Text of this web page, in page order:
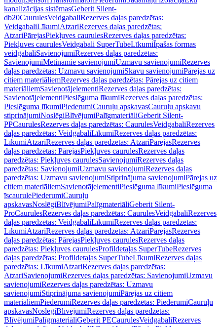
kanalizācijas sistēmasGeberit Silent-
db20CaurulesVeidgabaliRezerves daļas paredzētas:
VeidgabaliLīkumiAtzariRezerves daļas paredzētas:
AtzariPārejasPiekļuves caurulesRezerves daļas paredzētas:
Piekļuves caurulesVeidgabali SuperTubeLīkumiĪpašas formas
veidgabaliSavienojumiRezerves daļas paredzētas:
SavienojumiMetināmie savienojumiUzmavu savienojumiRezerves
daļas paredzētas: Uzmavu savienojumiSkavu savienojumiPārejas uz
citiem materiāliemRezerves daļas paredzētas: Pārejas uz citiem
materiāliemSavienotājelementiRezerves daļas paredzētas:
SavienotājelementiPieslēguma līkumiRezerves daļas paredzētas:
Pieslēguma līkumiPiederumiCauruļu apskavasCauruļu apskavu
stiprinājumiNoslēgiBlīvējumiPalīgmateriāliGeberit Silent-
PPCaurulesRezerves daļas paredzētas: CaurulesVeidgabaliRezerves
daļas paredzētas: VeidgabaliLīkumiRezerves daļas paredzētas:
LīkumiAtzariRezerves daļas paredzētas: AtzariPārejasRezerves
daļas paredzētas: PārejasPiekļuves caurulesRezerves daļas
paredzētas: Piekļuves caurulesSavienojumiRezerves daļas
paredzētas: SavienojumiUzmavu savienojumiRezerves daļas
paredzētas: Uzmavu savienojumiStiprinājuma savienojumiPārejas uz
citiem materiāliemSavienotājelementiPieslēguma līkumiPieslēguma
īscaurulePiederumiCauruļu
apskavasNoslēgiBlīvējumiPalīgmateriāliGeberit Silent-
ProCaurulesRezerves daļas paredzētas: CaurulesVeidgabaliRezerves
daļas paredzētas: VeidgabaliLīkumiRezerves daļas paredzētas:
LīkumiAtzariRezerves daļas paredzētas: AtzariPārejasRezerves
daļas paredzētas: PārejasPiekļuves caurulesRezerves daļas
paredzētas: Piekļuves caurulesProfildetaļas SuperTubeRezerves
daļas paredzētas: Profildetaļas SuperTubeLīkumiRezerves daļas
paredzētas: LīkumiAtzariRezerves daļas paredzētas:
AtzariSavienojumiRezerves daļas paredzētas: SavienojumiUzmavu
savienojumiRezerves daļas paredzētas: Uzmavu
savienojumiStiprinājuma savienojumiPārejas uz citiem
materiāliemPiederumiRezerves daļas paredzētas: PiederumiCauruļu
apskavasNoslēgiBlīvējumiRezerves daļas paredzētas:
BlīvējumiPalīgmateriāliGeberit PECaurulesVeidgabaliRezerves